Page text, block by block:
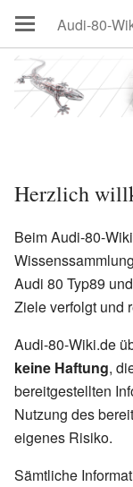
Herzlich
Beim Audi-80-
Audi 80 Typ89
Ziele verfolgt und
Audi-80-Wiki.de
keine Haftung,
bereitgestellten
Nutzung des
eigenes Risiko.
Sämtliche